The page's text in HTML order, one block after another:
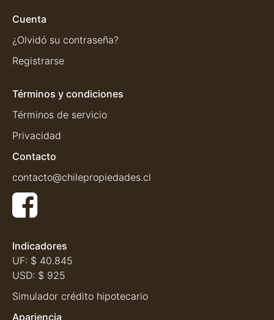
Cuenta
¿Olvidó su contraseña?
Registrarse
Términos y condiciones
Términos de servicio
Privacidad
Contacto
contacto@chilepropiedades.cl
Indicadores
UF: $ 40.845
USD: $ 925
Simulador crédito hipotecario
Apariencia